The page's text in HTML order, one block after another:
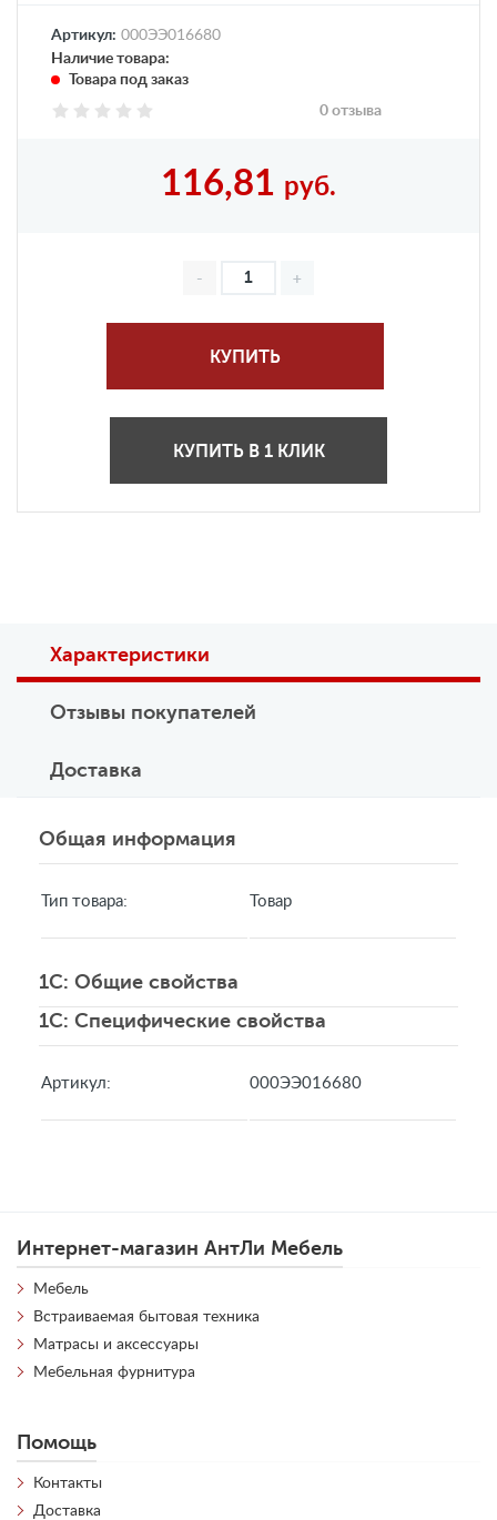
Артикул: 000ЭЭ016680
Наличие товара:
Товара под заказ
0 отзыва
116,81 руб.
КУПИТЬ
КУПИТЬ В 1 КЛИК
Характеристики
Отзывы покупателей
Доставка
Общая информация
Тип товара: Товар
1C: Общие свойства
1C: Специфические свойства
Артикул: 000ЭЭ016680
Интернет-магазин АнтЛи Мебель
Мебель
Встраиваемая бытовая техника
Матрасы и аксессуары
Мебельная фурнитура
Помощь
Контакты
Доставка